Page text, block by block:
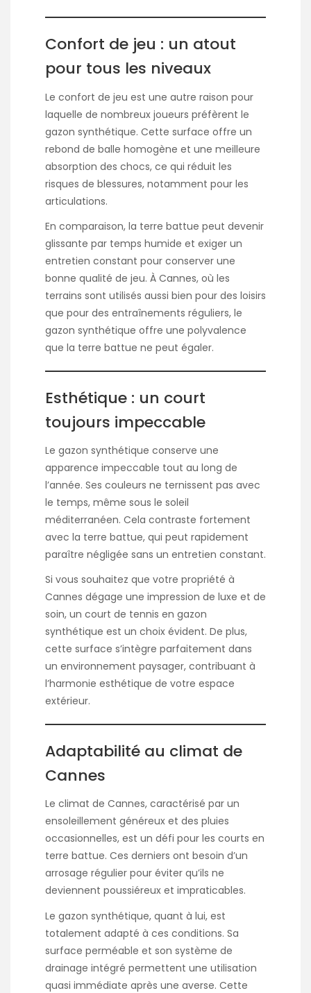
Confort de jeu : un atout
pour tous les niveaux
Le confort de jeu est une autre raison pour
laquelle de nombreux joueurs préfèrent le
gazon synthétique. Cette surface offre un
rebond de balle homogène et une meilleure
absorption des chocs, ce qui réduit les
risques de blessures, notamment pour les
articulations.
En comparaison, la terre battue peut devenir
glissante par temps humide et exiger un
entretien constant pour conserver une
bonne qualité de jeu. À Cannes, où les
terrains sont utilisés aussi bien pour des loisirs
que pour des entraînements réguliers, le
gazon synthétique offre une polyvalence
que la terre battue ne peut égaler.
Esthétique : un court
toujours impeccable
Le gazon synthétique conserve une
apparence impeccable tout au long de
l’année. Ses couleurs ne ternissent pas avec
le temps, même sous le soleil
méditerranéen. Cela contraste fortement
avec la terre battue, qui peut rapidement
paraître négligée sans un entretien constant.
Si vous souhaitez que votre propriété à
Cannes dégage une impression de luxe et de
soin, un court de tennis en gazon
synthétique est un choix évident. De plus,
cette surface s’intègre parfaitement dans
un environnement paysager, contribuant à
l’harmonie esthétique de votre espace
extérieur.
Adaptabilité au climat de
Cannes
Le climat de Cannes, caractérisé par un
ensoleillement généreux et des pluies
occasionnelles, est un défi pour les courts en
terre battue. Ces derniers ont besoin d’un
arrosage régulier pour éviter qu’ils ne
deviennent poussiéreux et impraticables.
Le gazon synthétique, quant à lui, est
totalement adapté à ces conditions. Sa
surface perméable et son système de
drainage intégré permettent une utilisation
quasi immédiate après une averse. Cette